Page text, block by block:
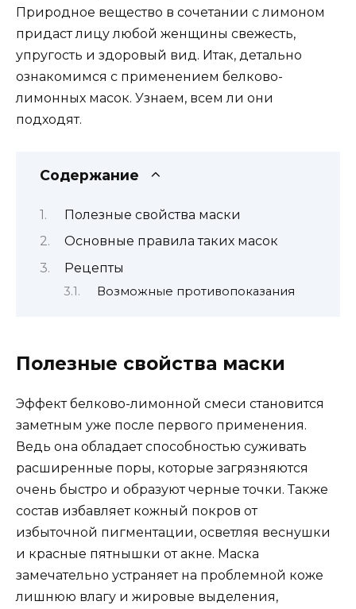
Природное вещество в сочетании с лимоном
придаст лицу любой женщины свежесть,
упругость и здоровый вид. Итак, детально
ознакомимся с применением белково-
лимонных масок. Узнаем, всем ли они
подходят.
Содержание
Полезные свойства маски
Основные правила таких масок
Рецепты
Возможные противопоказания
Полезные свойства маски
Эффект белково-лимонной смеси становится
заметным уже после первого применения.
Ведь она обладает способностью суживать
расширенные поры, которые загрязняются
очень быстро и образуют черные точки. Также
состав избавляет кожный покров от
избыточной пигментации, осветляя веснушки
и красные пятнышки от акне. Маска
замечательно устраняет на проблемной коже
лишнюю влагу и жировые выделения,